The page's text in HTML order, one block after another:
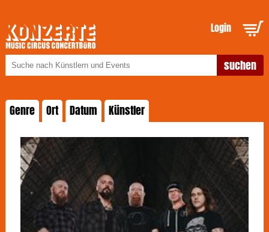
Login
Genre Ort Datum Künstler